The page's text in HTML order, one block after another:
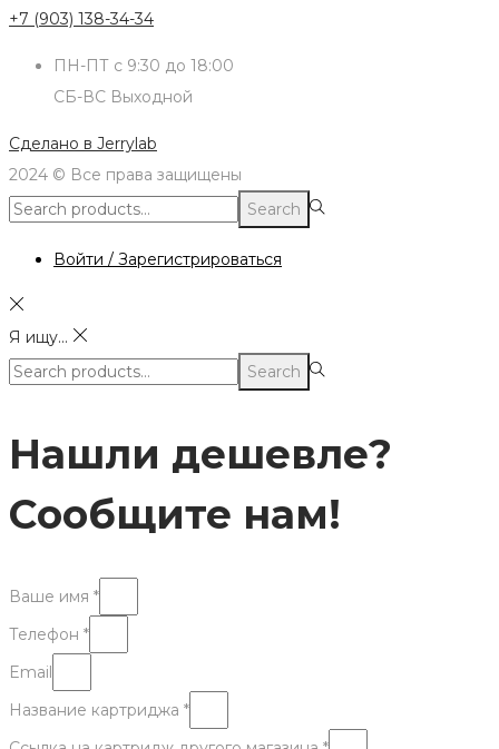
+7 (903) 138-34-34
ПН-ПТ с 9:30 до 18:00
СБ-ВС Выходной
Сделано в Jerrylab
2024 © Все права защищены
Search
Search
Войти / Зарегистрироваться
Я ищу...
Search
Search
Нашли дешевле?
Сообщите нам!
Ваше имя *
Телефон *
Email
Название картриджа *